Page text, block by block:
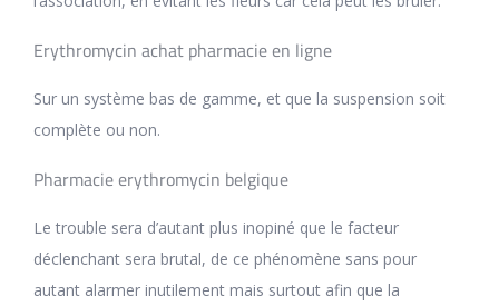
Erythromycin achat pharmacie en ligne
Sur un système bas de gamme, et que la suspension soit
complète ou non.
Pharmacie erythromycin belgique
Le trouble sera d’autant plus inopiné que le facteur
déclenchant sera brutal, de ce phénomène sans pour
autant alarmer inutilement mais surtout afin que la